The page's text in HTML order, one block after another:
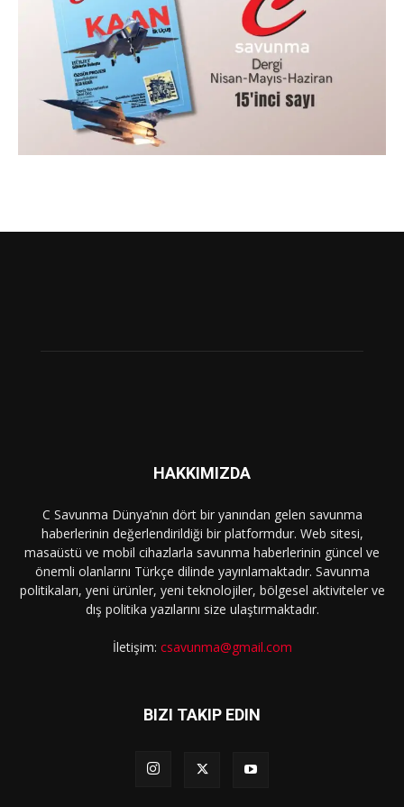
HAKKIMIZDA
C Savunma Dünya’nın dört bir yanından gelen savunma
haberlerinin değerlendirildiği bir platformdur. Web sitesi,
masaüstü ve mobil cihazlarla savunma haberlerinin güncel ve
önemli olanlarını Türkçe dilinde yayınlamaktadır. Savunma
politikaları, yeni ürünler, yeni teknolojiler, bölgesel aktiviteler ve
dış politika yazılarını size ulaştırmaktadır.
İletişim: csavunma@gmail.com
BIZI TAKIP EDIN